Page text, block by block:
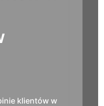
klientów w